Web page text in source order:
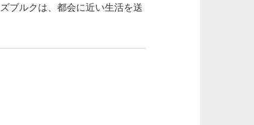
ブルクは、都会に近い生活を送